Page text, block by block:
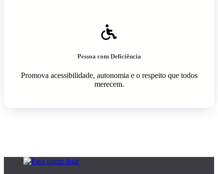
Pessoa com Deficiência
Promova acessibilidade, autonomia e o respeito que todos
merecem.